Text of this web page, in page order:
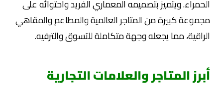
الحمراء. ويتميز بتصميمه المعماري الفريد واحتوائه على
مجموعة كبيرة من المتاجر العالمية والمطاعم والمقاهي
الراقية، مما يجعله وجهة متكاملة للتسوق والترفيه.
أبرز المتاجر والعلامات التجارية